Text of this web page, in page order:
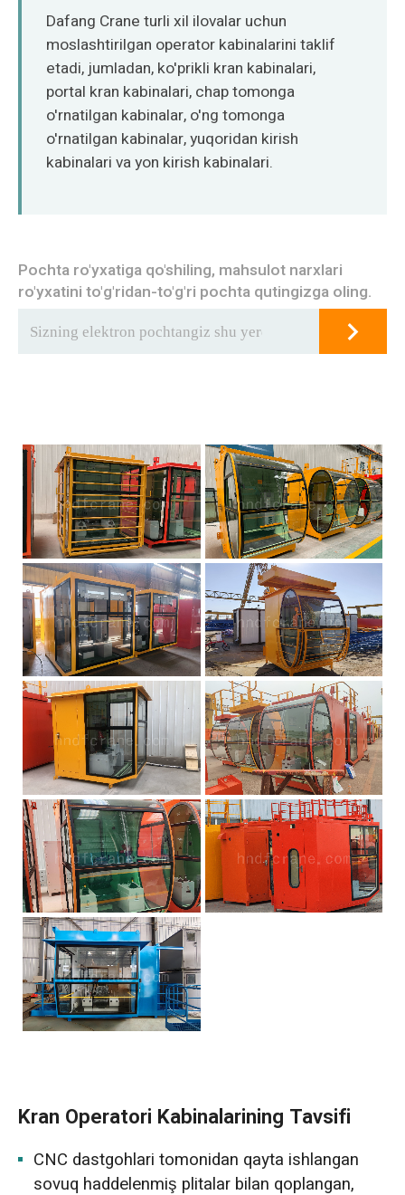
Dafang Crane turli xil ilovalar uchun
moslashtirilgan operator kabinalarini taklif
etadi, jumladan, ko'prikli kran kabinalari,
portal kran kabinalari, chap tomonga
o'rnatilgan kabinalar, o'ng tomonga
o'rnatilgan kabinalar, yuqoridan kirish
kabinalari va yon kirish kabinalari.
Pochta ro'yxatiga qo'shiling, mahsulot narxlari
ro'yxatini to'g'ridan-to'g'ri pochta qutingizga oling.
Kran Operatori Kabinalarining Tavsifi
CNC dastgohlari tomonidan qayta ishlangan
sovuq haddelenmiş plitalar bilan qoplangan,